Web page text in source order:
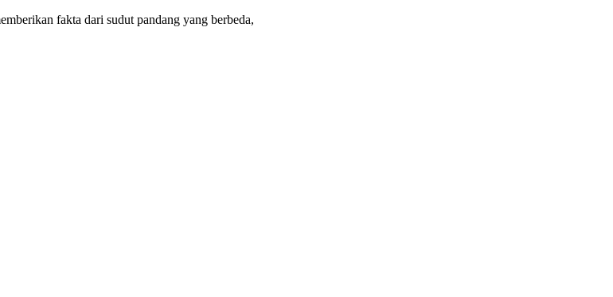
fakta dari sudut pandang yang berbeda,